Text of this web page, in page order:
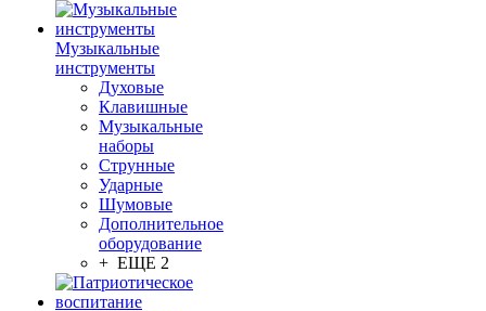
Музыкальные
инструменты
Духовые
Клавишные
Музыкальные
наборы
Струнные
Ударные
Шумовые
Дополнительное
оборудование
+ ЕЩЕ 2